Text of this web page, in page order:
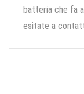
batteria che fa
esitate a